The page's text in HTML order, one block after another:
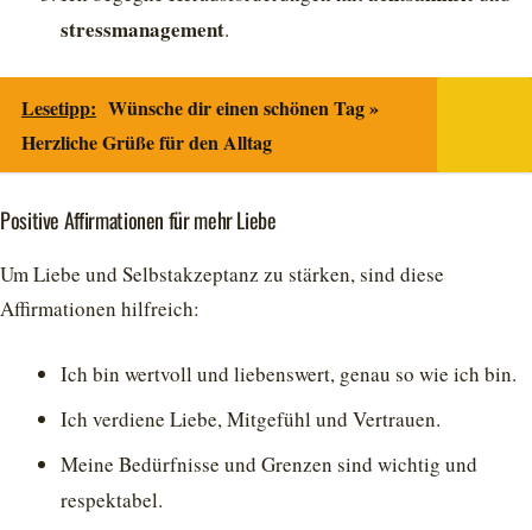
stressmanagement.
Lesetipp: Wünsche dir einen schönen Tag »
Herzliche Grüße für den Alltag
Positive Affirmationen für mehr Liebe
Um Liebe und Selbstakzeptanz zu stärken, sind diese
Affirmationen hilfreich:
Ich bin wertvoll und liebenswert, genau so wie ich bin.
Ich verdiene Liebe, Mitgefühl und Vertrauen.
Meine Bedürfnisse und Grenzen sind wichtig und
respektabel.